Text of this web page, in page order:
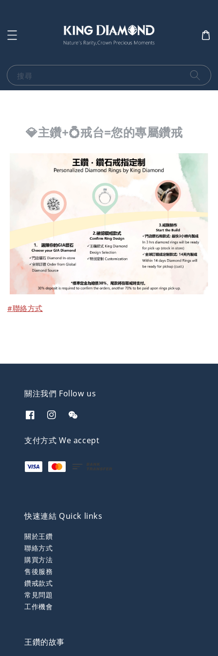
搜尋
💎主鑽+💍戒台=您的專屬鑽戒
#聯絡方式
關注我們 Follow us
支付方式 We accept
快速連結 Quick links
關於王鑽
聯絡方式
購買方法
售後服務
鑽戒款式
常見問題
工作機會
王鑽的故事